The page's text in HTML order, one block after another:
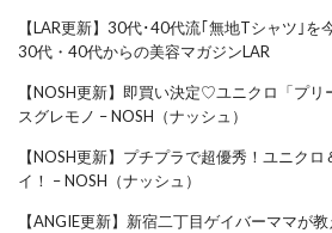
【LAR更新】30代･40代流｢無地Tシャツ｣を
30代・40代からの美容マガジンLAR
【NOSH更新】即買い決定♡ユニクロ「プ
スグレモノ – NOSH（ナッシュ）
【NOSH更新】プチプラで超優秀！ユニク
イ！ – NOSH（ナッシュ）
【ANGIE更新】新宿二丁目ゲイバーママが